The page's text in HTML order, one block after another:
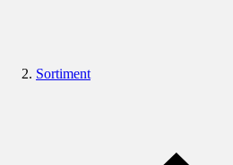
Sortiment